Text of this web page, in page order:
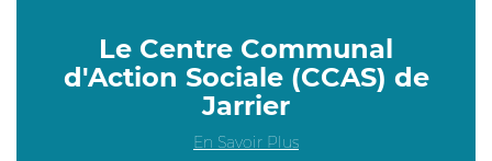
Le Centre Communal
d'Action Sociale (CCAS) de
Jarrier
En Savoir Plus